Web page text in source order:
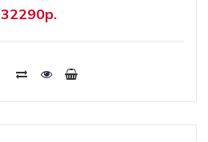
32290р.